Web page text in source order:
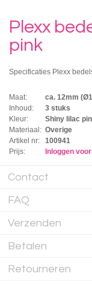
Plexx
pink
Specificaties Plexx
Maat:
ca. 12mm
Inhoud:
3 stuks
Kleur:
Shiny lilac
Materiaal: Overige
Artikel nr:
100941
Prijs:
Inloggen
Contact
FAQ
Verzenden
Betalen
Retourneren